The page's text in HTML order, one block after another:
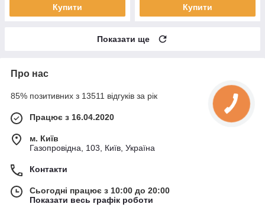
Купити Купити
Показати ще
Про нас
85% позитивних з 13511 відгуків за рік
Працює з 16.04.2020
м. Київ
Газопровідна, 103, Київ, Україна
Контакти
Сьогодні працює з 10:00 до 20:00
Показати весь графік роботи